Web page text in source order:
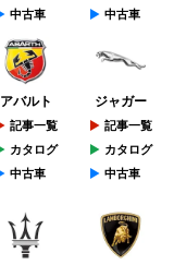
中古車
中古車
アバルト
記事一覧
カタログ
中古車
ジャガー
記事一覧
カタログ
中古車